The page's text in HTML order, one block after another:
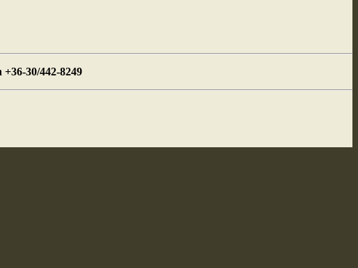
30/442-8249